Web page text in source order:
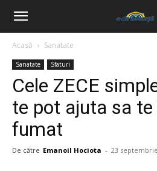
Acasă Sanatate
Sanatate Sfaturi
Cele ZECE
te pot ajuta sa te
fumat
De către Emanoil Hociota - 23